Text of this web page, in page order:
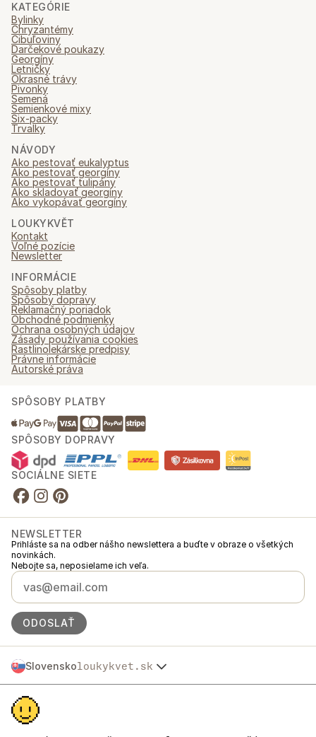
KATEGÓRIE
Bylinky
Chryzantémy
Cibuľoviny
Darčekové poukazy
Georgíny
Letničky
Okrasné trávy
Pivonky
Semená
Semienkové mixy
Six-packy
Trvalky
NÁVODY
Ako pestovať eukalyptus
Ako pestovať georgíny
Ako pestovať tulipány
Ako skladovať georgíny
Ako vykopávať georgíny
LOUKYKVĚT
Kontakt
Voľné pozície
Newsletter
INFORMÁCIE
Spôsoby platby
Spôsoby dopravy
Reklamačný poriadok
Obchodné podmienky
Ochrana osobných údajov
Zásady používania cookies
Rastlinolekárske predpisy
Právne informácie
Autorské práva
SPÔSOBY PLATBY
SPÔSOBY DOPRAVY
SOCIÁLNE SIETE
NEWSLETTER
Prihláste sa na odber nášho newslettera a buďte v obraze o všetkých
novinkách.
Nebojte sa, neposielame ich veľa.
ODOSLAŤ
Slovenskoloukykvet.sk
Česko
Polska
Österreich
Deutschland
Spoločnosť Loukykvět s.r.o. je zapísaná v Obchodnom registri
Mestského súdu v Prahe, oddiel C, vložka 268616.